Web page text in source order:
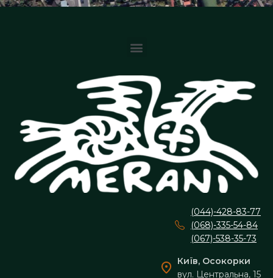
(044)-428-83-77
(068)-335-54-84
(067)-538-35-73
Київ, Осокорки
вул. Центральна, 15